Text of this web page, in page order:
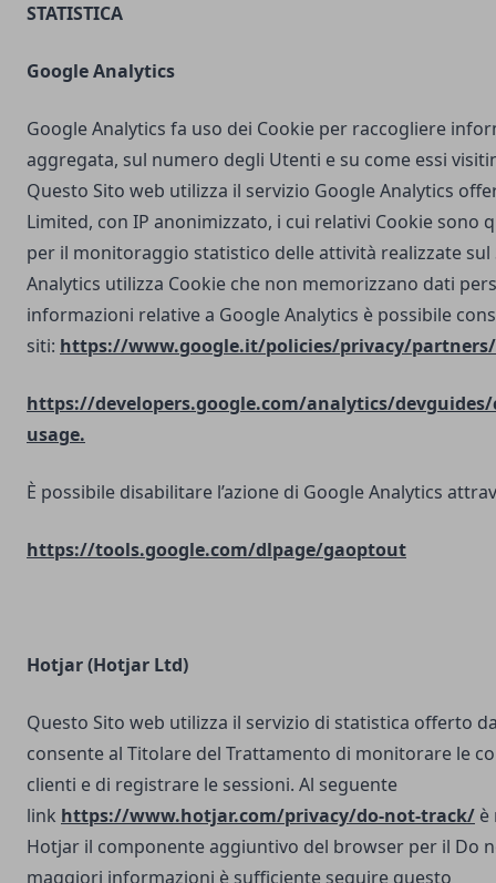
STATISTICA
Google Analytics
Google Analytics fa uso dei Cookie per raccogliere
aggregata, sul numero degli Utenti e su come essi
Questo Sito web utilizza il servizio Google Analytics
Limited, con IP anonimizzato, i cui relativi Cookie sono
per il monitoraggio statistico delle attività realizzate sul
Analytics utilizza Cookie che non memorizzano dati
informazioni relative a Google Analytics è possibile
siti: https://www.google.it/policies/privacy/partners/
https://developers.google.com/analytics/
usage.
È possibile disabilitare l’azione di Google Analytics
https://tools.google.com/dlpage/gaoptout
Hotjar (Hotjar Ltd)
Questo Sito web utilizza il servizio di statistica offerto
consente al Titolare del Trattamento di monitorare le
clienti e di registrare le sessioni. Al seguente
link https://www.hotjar.com/privacy/do-not-track/ è
Hotjar il componente aggiuntivo del browser per il Do
maggiori informazioni è sufficiente seguire questo